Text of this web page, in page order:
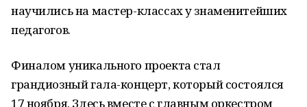
научились на мастер-классах у знаменитейших
педагогов.
Финалом уникального проекта стал
грандиозный гала-концерт, который состоялся
17 ноября. Здесь вместе с главным оркестром